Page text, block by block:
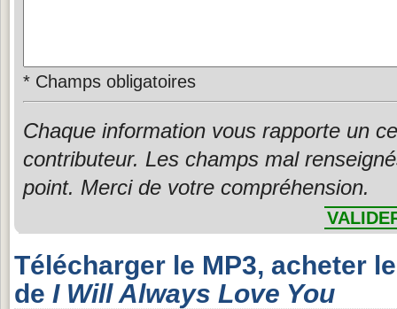
* Champs obligatoires
Chaque information vous rapporte un
contributeur. Les champs mal
point. Merci de votre compréhension.
Télécharger le MP3, acheter
de I Will Always Love You